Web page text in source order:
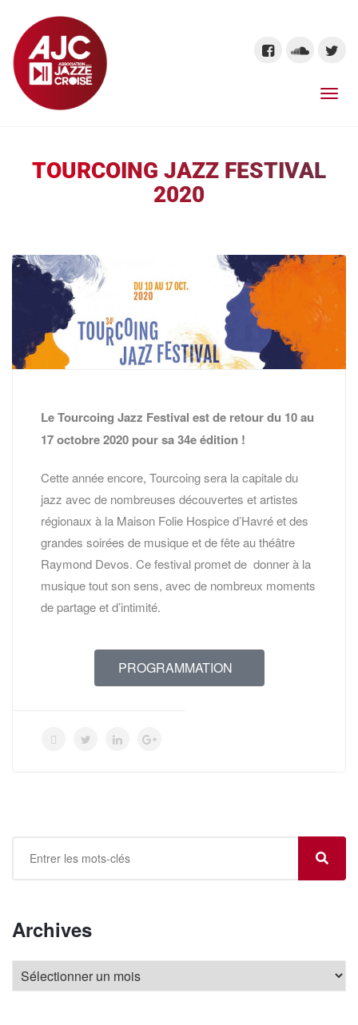
TOURCOING JAZZ FESTIVAL
2020
Le Tourcoing Jazz Festival est de retour du 10 au
17 octobre 2020 pour sa 34e édition !
Cette année encore, Tourcoing sera la capitale du
jazz avec de nombreuses découvertes et artistes
régionaux à la Maison Folie Hospice d’Havré et des
grandes soirées de musique et de fête au théâtre
Raymond Devos. Ce festival promet de donner à la
musique tout son sens, avec de nombreux moments
de partage et d’intimité.
PROGRAMMATION
Archives